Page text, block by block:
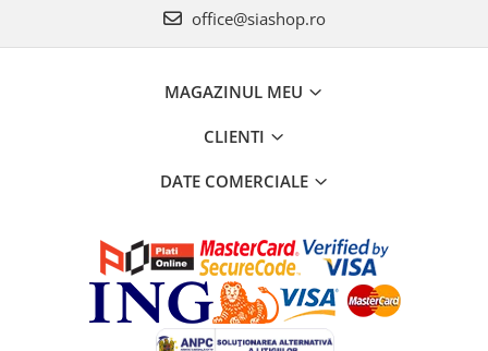
office@siashop.ro
MAGAZINUL MEU
CLIENTI
DATE COMERCIALE